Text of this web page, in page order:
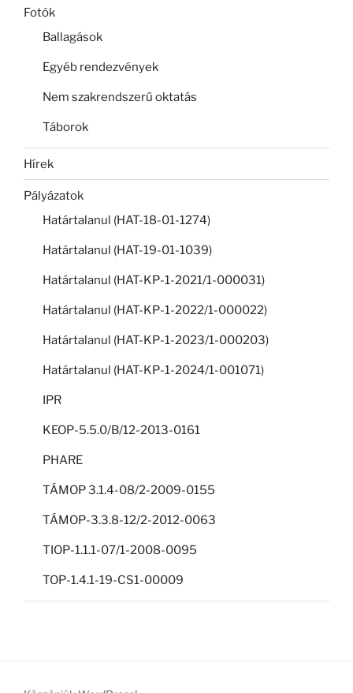
Fotók
Ballagások
Egyéb rendezvények
Nem szakrendszerű oktatás
Táborok
Hírek
Pályázatok
Határtalanul (HAT-18-01-1274)
Határtalanul (HAT-19-01-1039)
Határtalanul (HAT-KP-1-2021/1-000031)
Határtalanul (HAT-KP-1-2022/1-000022)
Határtalanul (HAT-KP-1-2023/1-000203)
Határtalanul (HAT-KP-1-2024/1-001071)
IPR
KEOP-5.5.0/B/12-2013-0161
PHARE
TÁMOP 3.1.4-08/2-2009-0155
TÁMOP-3.3.8-12/2-2012-0063
TIOP-1.1.1-07/1-2008-0095
TOP-1.4.1-19-CS1-00009